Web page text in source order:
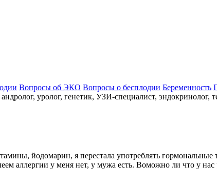
Вопросы об ЭКО Вопросы о бесплодии Беременность
уролог, генетик, УЗИ-специалист, эндокринолог,
йодомарин, я перестала употреблять гормональные
аллергии у меня нет, у мужа есть. Воможно ли что у